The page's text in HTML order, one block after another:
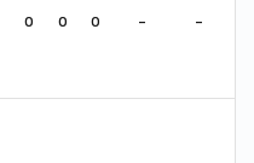
0 0 0 - -